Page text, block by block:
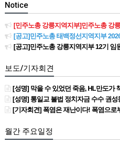
Notice
[민주노총 강릉지역지부]민주노총 강릉지역지
[공고]민주노총 태백정선지역지부 2026년
[공고]민주노총 강릉지역지부 12기 임원
보도/기자회견
[성명] 막을 수 있었던 죽음, HL만도가 책임져라 : 청년노동자 사망사고
[성명] 통일교 불법 정치자금 수수 권성동
[기자회견] 폭염은 재난이다! 폭염으로부터 안전한 일터를 위한 민주
월간 주요일정